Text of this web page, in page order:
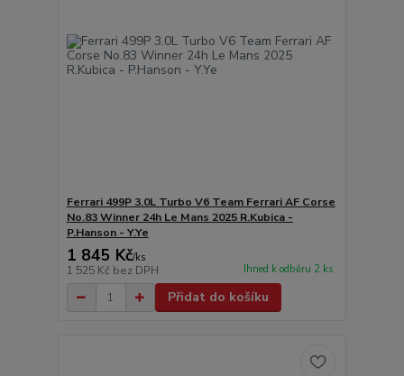
Ferrari 499P 3.0L Turbo V6 Team Ferrari AF Corse
No.83 Winner 24h Le Mans 2025 R.Kubica -
P.Hanson - Y.Ye
1 845 Kč/ks
1 525 Kč bez DPH Ihned k odběru 2 ks
Přidat do košíku